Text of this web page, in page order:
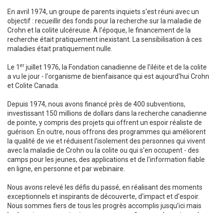
En avril 1974, un groupe de parents inquiets s'est réuni avec un
objectif : recueillir des fonds pour la recherche sur la maladie de
Crohn et la colite ulcéreuse. À l'époque, le financement de la
recherche était pratiquement inexistant. La sensibilisation à ces
maladies était pratiquement nulle.
Le 1 er juillet 1976, la Fondation canadienne de l'iléite et de la colite
a vu le jour - l'organisme de bienfaisance qui est aujourd'hui Crohn
et Colite Canada.
Depuis 1974, nous avons financé près de 400 subventions,
investissant 150 millions de dollars dans la recherche canadienne
de pointe, y compris des projets qui offrent un espoir réaliste de
guérison. En outre, nous offrons des programmes qui améliorent
la qualité de vie et réduisent l'isolement des personnes qui vivent
avec la maladie de Crohn ou la colite ou qui s'en occupent - des
camps pour les jeunes, des applications et de l'information fiable
en ligne, en personne et par webinaire.
Nous avons relevé les défis du passé, en réalisant des moments
exceptionnels et inspirants de découverte, d'impact et d'espoir.
Nous sommes fiers de tous les progrès accomplis jusqu’ici mais